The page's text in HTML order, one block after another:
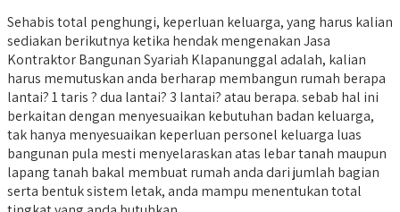
Sehabis total penghungi, keperluan keluarga, yang harus kalian
sediakan berikutnya ketika hendak mengenakan Jasa
Kontraktor Bangunan Syariah Klapanunggal adalah, kalian
harus memutuskan anda berharap membangun rumah berapa
lantai? 1 taris ? dua lantai? 3 lantai? atau berapa. sebab hal ini
berkaitan dengan menyesuaikan kebutuhan badan keluarga,
tak hanya menyesuaikan keperluan personel keluarga luas
bangunan pula mesti menyelaraskan atas lebar tanah maupun
lapang tanah bakal membuat rumah anda dari jumlah bagian
serta bentuk sistem letak, anda mampu menentukan total